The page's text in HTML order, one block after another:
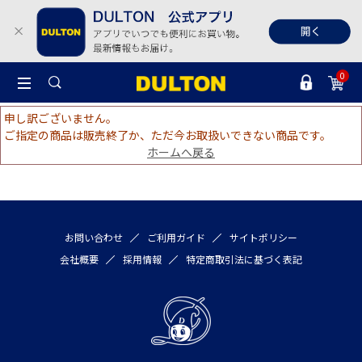
0
申し訳ございません。
ご指定の商品は販売終了か、ただ今お取扱いできない商品です。
ホームへ戻る
お問い合わせ ご利用ガイド
サイトポリシー
会社概要
採用情報 特定商取引法に基づく表記